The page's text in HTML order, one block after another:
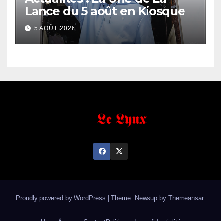
Lance du 5 août en Kiosque
5 AOÛT 2026
Proudly powered by WordPress Theme: Newsup by Themeansar.